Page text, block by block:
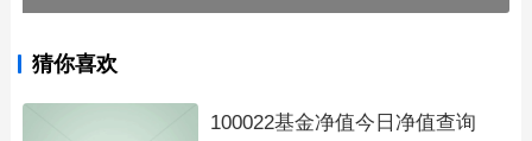
猜你喜欢
100022基金净值今日净值查询